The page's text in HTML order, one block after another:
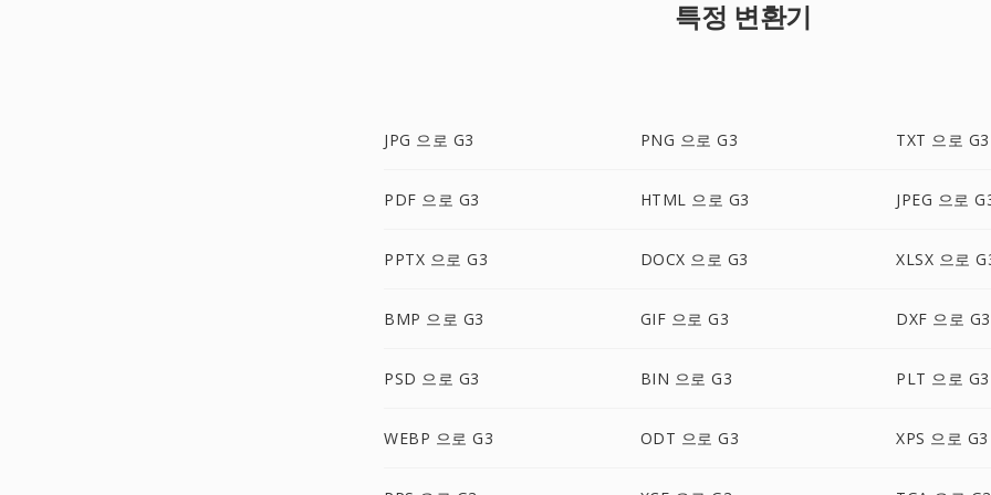
특정 변환기
JPG 으로 G3 PNG 으로 G3 TXT 으로 G3
PDF 으로 G3 HTML 으로 G3 JPEG 으로
PPTX 으로 G3 DOCX 으로 G3 XLSX 으로
BMP 으로 G3 GIF 으로 G3 DXF 으로 G3
PSD 으로 G3 BIN 으로 G3 PLT 으로 G3
WEBP 으로 G3 ODT 으로 G3 XPS 으로 G3